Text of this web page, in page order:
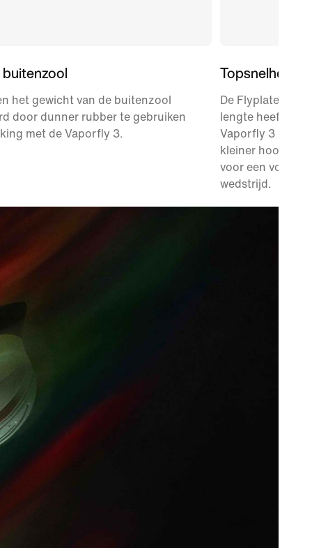
het gewicht van de buitenzool
door dunner rubber te gebruiken
met de Vaporfly 3.
Topsnelheid
De Flyplate van
lengte heeft een
Vaporfly 3 en
kleiner
voor een
wedstrijd.